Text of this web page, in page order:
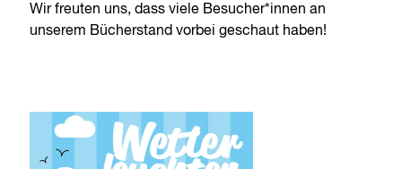
Wir freuten uns, dass viele Besucher*innen an
unserem Bücherstand vorbei geschaut haben!